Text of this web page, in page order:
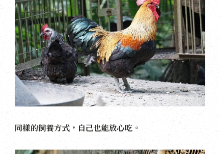
同樣的飼養方式，自己也能放心吃。